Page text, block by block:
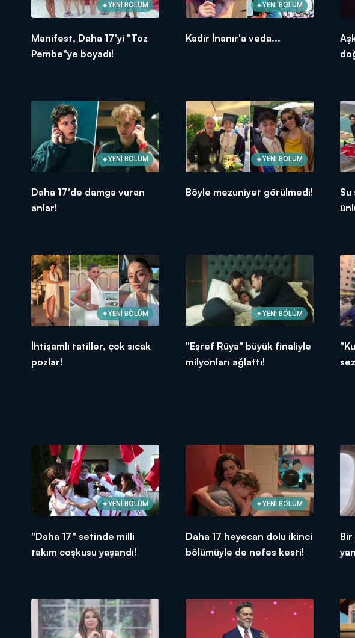
YENİ BÖLÜM
Manifest, Daha 17'yi "Toz
Pembe"ye boyadı!
YENİ BÖLÜM
Kadir İnanır'a veda...
YENİ BÖLÜM
Daha 17'de damga vuran
anlar!
YENİ BÖLÜM
Böyle mezuniyet görülmedi!
Su
YENİ BÖLÜM
İhtişamlı tatiller, çok sıcak
pozlar!
YENİ BÖLÜM
"Eşref Rüya" büyük finaliyle
milyonları ağlattı!
YENİ BÖLÜM
"Daha 17" setinde milli
takım coşkusu yaşandı!
YENİ BÖLÜM
Daha 17 heyecan dolu ikinci
bölümüyle de nefes kesti!